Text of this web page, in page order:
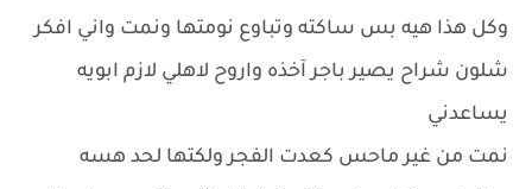
وكل هذا هيه بس ساكته وتباوع نومتها ونمت واني افكر
شلون شراح يصير باجر آخذه واروح لاهلي لازم ابويه
يساعدني
نمت من غير ماحس كعدت الفجر ولكتها لحد هسه